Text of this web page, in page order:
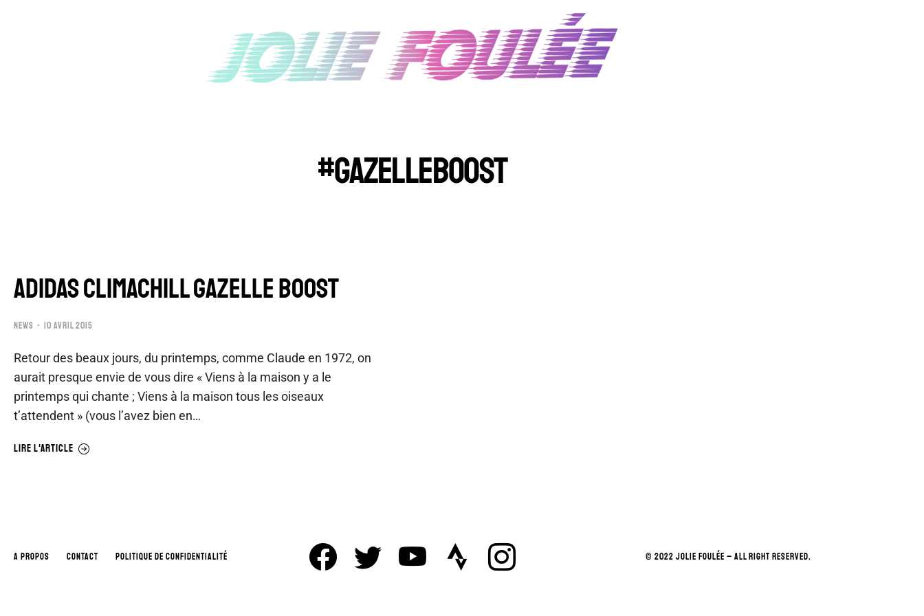
#GAZELLEBOOST
ADIDAS CLIMACHILL GAZELLE BOOST
NEWS 10 AVRIL 2015
Retour des beaux jours, du printemps, comme Claude en 1972, on
aurait presque envie de vous dire « Viens à la maison y a le
printemps qui chante ; Viens à la maison tous les oiseaux
t’attendent » (vous l’avez bien en…
LIRE L'ARTICLE
A PROPOS CONTACT POLITIQUE DE CONFIDENTIALITÉ © 2022 JOLIE FOULÉE – ALL RIGHT RESERVED.